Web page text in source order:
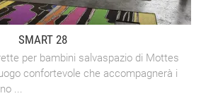
SMART 28
per bambini salvaspazio di Mottes
confortevole che accompagnerà i
...